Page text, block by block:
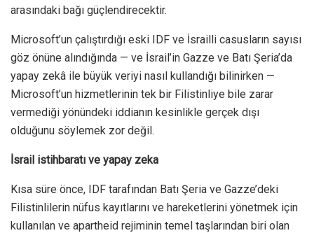
arasındaki bağı güçlendirecektir.
Microsoft’un çalıştırdığı eski IDF ve İsrailli casusların sayısı
göz önüne alındığında — ve İsrail’in Gazze ve Batı Şeria’da
yapay zekâ ile büyük veriyi nasıl kullandığı bilinirken —
Microsoft’un hizmetlerinin tek bir Filistinliye bile zarar
vermediği yönündeki iddianın kesinlikle gerçek dışı
olduğunu söylemek zor değil.
İsrail istihbaratı ve yapay zeka
Kısa süre önce, IDF tarafından Batı Şeria ve Gazze’deki
Filistinlilerin nüfus kayıtlarını ve hareketlerini yönetmek için
kullanılan ve apartheid rejiminin temel taşlarından biri olan